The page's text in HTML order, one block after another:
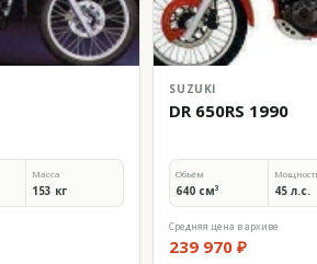
Масса
153 кг
SUZUKI
DR 650RS 1990
Объём
640 см³ 45 л.с.
Средняя цена в архиве
239 970 ₽